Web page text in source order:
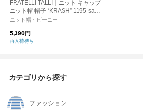
FRATELLI TALLI｜ニット キャップ
ニット帽 帽子 “KRASH” 1195-same
1-ms
ニット帽・ビーニー
5,390円
再入荷待ち
カテゴリから探す
ファッション